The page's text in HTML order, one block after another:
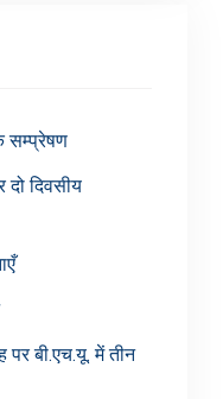
सम्प्रेषण
दो दिवसीय
पर बी.एच.यू. में तीन